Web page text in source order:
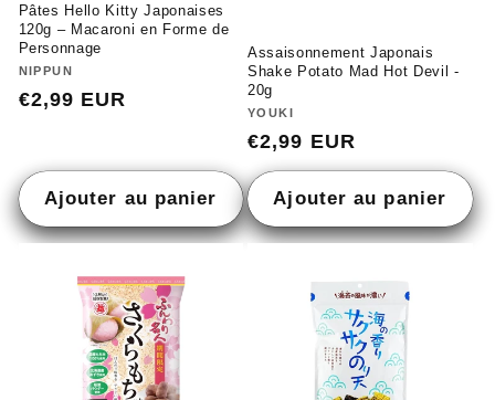
Pâtes Hello Kitty Japonaises
120g – Macaroni en Forme de
Personnage
Fournisseur :
NIPPUN
Prix
€2,99 EUR
Ajouter au panier
Assaisonnement Japonais
Shake Potato Mad Hot Devil -
20g
Fournisseur :
YOUKI
Prix
habituel
€2,99 EUR
Ajouter au panier